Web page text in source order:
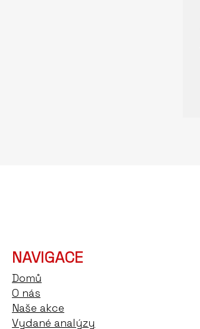
NAVIGACE
Domů
O nás
Naše akce
Vydané analýzy